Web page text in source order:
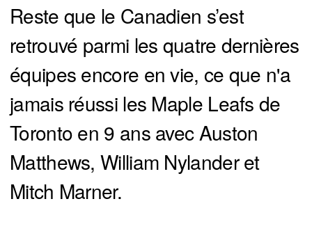
Reste que le Canadien s’est
retrouvé parmi les quatre dernières
équipes encore en vie, ce que n'a
jamais réussi les Maple Leafs de
Toronto en 9 ans avec Auston
Matthews, William Nylander et
Mitch Marner.